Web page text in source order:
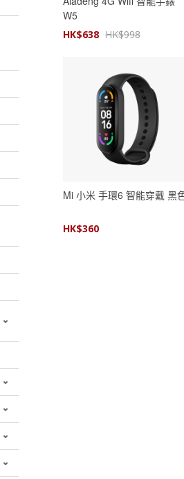
W5
HK$638 HK$998
Mi 小米 手環6 智能穿戴 黑
HK$360